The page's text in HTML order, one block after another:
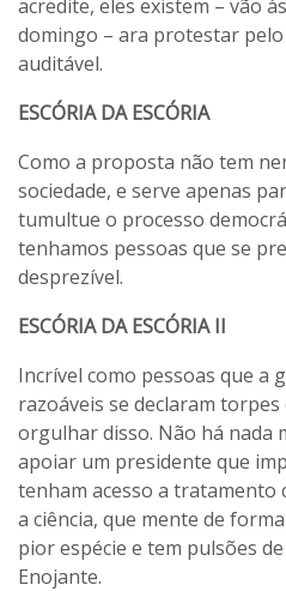
acredite, eles existem – vão
domingo – ara protestar
auditável.
ESCÓRIA DA ESCÓRIA
Como a proposta não tem
sociedade, e serve apenas
tumultue o processo
tenhamos pessoas que se
desprezível.
ESCÓRIA DA ESCÓRIA II
Incrível como pessoas que a
razoáveis se declaram torpes
orgulhar disso. Não há nada
apoiar um presidente que
tenham acesso a tratamento
a ciência, que mente de
pior espécie e tem pulsões
Enojante.